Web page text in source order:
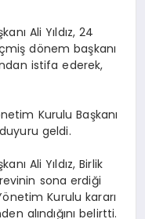
Ali Yıldız, 24
dönem başkanı
istifa ederek,
Kurulu Başkanı
geldi.
Ali Yıldız, Birlik
sona erdiği
Kurulu kararı
alındığını belirtti.